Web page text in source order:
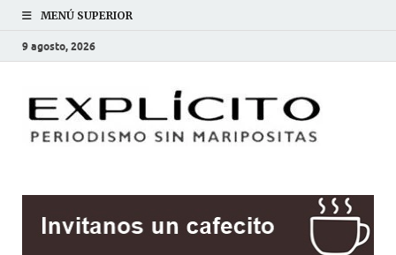
MENÚ SUPERIOR
9 agosto, 2026